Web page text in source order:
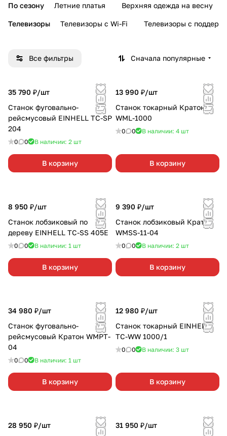
По сезону Летние платья Верхняя одежда на весну
Телевизоры Телевизоры с Wi-Fi Телевизоры с
Все фильтры Сначала популярные
35 790 ₽/шт
Станок фуговально-
рейсмусовый EINHELL TC-SP
204
0 0 В наличии: 2 шт
В корзину
13 990 ₽/шт
Станок токарный Кратон
WML-1000
0 0 В наличии: 4 шт
В корзину
8 950 ₽/шт
Станок лобзиковый по
дереву EINHELL TC-SS 405E
0 0 В наличии: 1 шт
В корзину
9 390 ₽/шт
Станок лобзиковый Кратон
WMSS-11-04
0 0 В наличии: 2 шт
В корзину
34 980 ₽/шт
Станок фуговально-
рейсмусовый Кратон WMPT-
04
0 0 В наличии: 1 шт
В корзину
12 980 ₽/шт
Станок токарный EINHELL
TC-WW 1000/1
0 0 В наличии: 3 шт
В корзину
28 950 ₽/шт
31 950 ₽/шт